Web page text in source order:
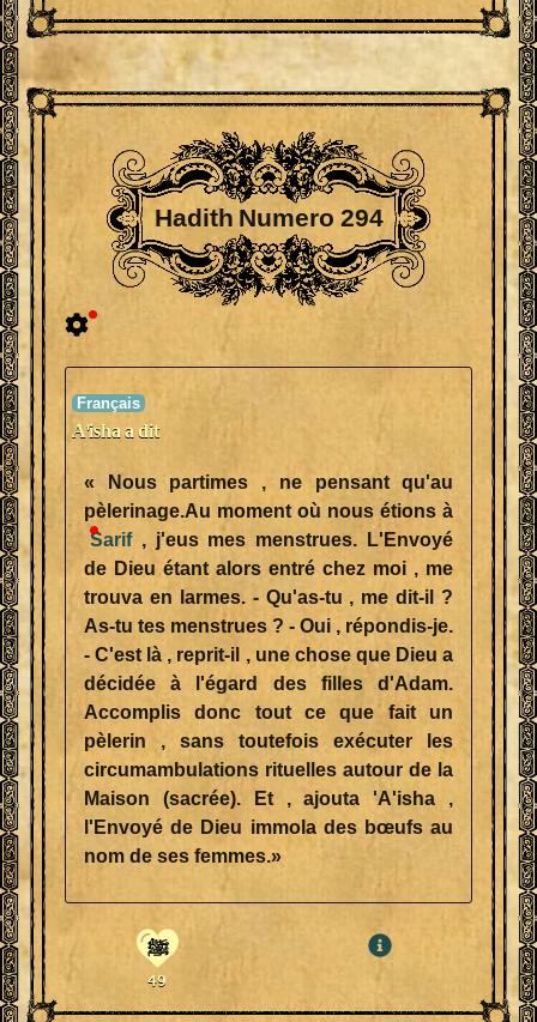
Hadith Numero 294
A'isha a dit
« Nous partimes , ne pensant qu'au
pèlerinage.Au moment où nous étions à
Sarif, j'eus mes menstrues. L'Envoyé
de Dieu étant alors entré chez moi , me
trouva en larmes. - Qu'as-tu , me dit-il ?
As-tu tes menstrues ? - Oui , répondis-je.
- C'est là , reprit-il , une chose que Dieu a
décidée à l'égard des filles d'Adam.
Accomplis donc tout ce que fait un
pèlerin , sans toutefois exécuter les
circumambulations rituelles autour de la
Maison (sacrée). Et , ajouta 'A'isha ,
l'Envoyé de Dieu immola des bœufs au
nom de ses femmes.»
ﷺ
49